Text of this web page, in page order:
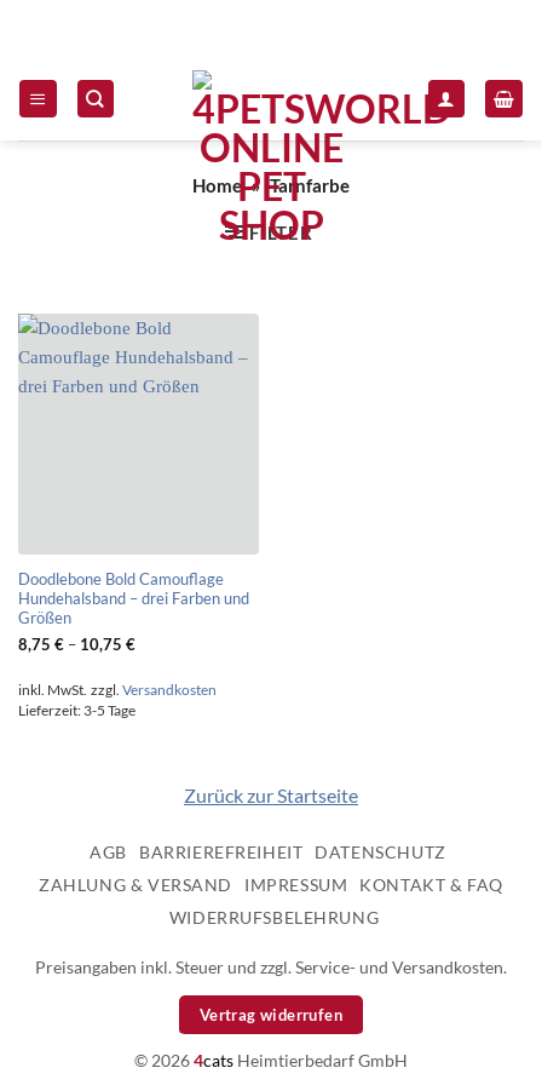
Home » Tarnfarbe
FILTER
Doodlebone Bold Camouflage
Hundehalsband – drei Farben und
Größen
8,75 €– 10,75 €
inkl. MwSt. zzgl. Versandkosten
Lieferzeit: 3-5 Tage
Zurück zur Startseite
AGB BARRIEREFREIHEIT
DATENSCHUTZ
ZAHLUNG & VERSAND
IMPRESSUM
KONTAKT & FAQ
WIDERRUFSBELEHRUNG
Preisangaben inkl. Steuer und zzgl. Service- und Versandkosten.
Vertrag widerrufen
© 20264cats Heimtierbedarf GmbH